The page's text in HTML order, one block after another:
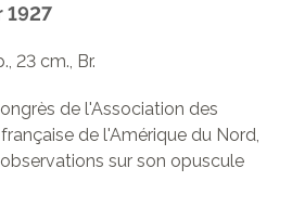
1927
23 cm., Br.
de l'Association des
de l'Amérique du Nord,
sur son opuscule